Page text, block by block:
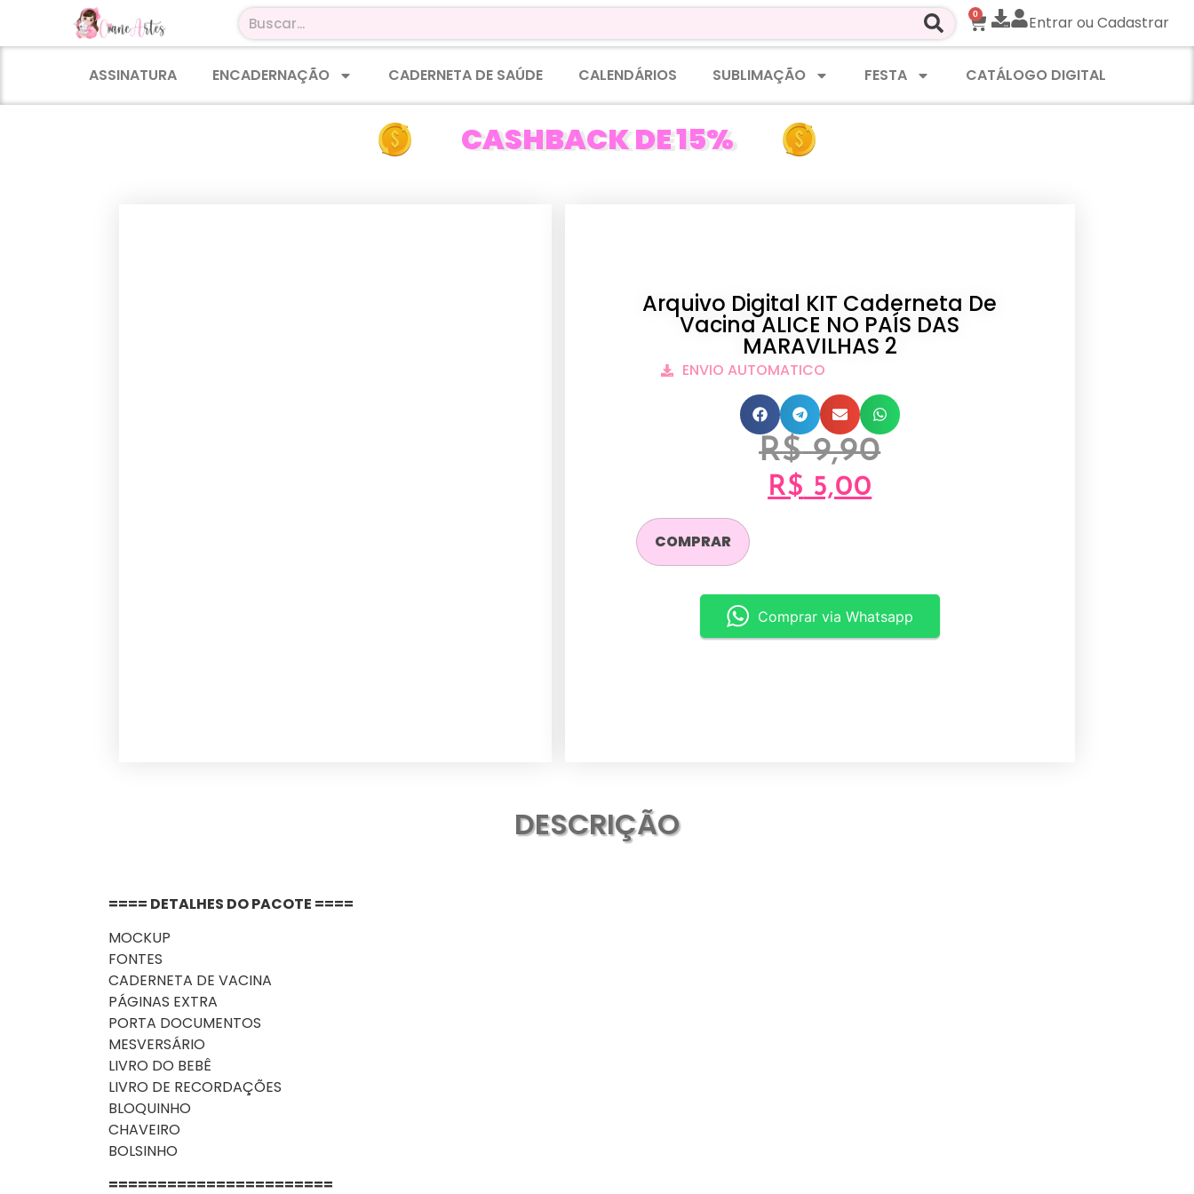
0 Entrar ou Cadastrar
ASSINATURA ENCADERNAÇÃO CADERNETA DE SAÚDE CALENDÁRIOS SUBLIMAÇÃO FESTA CATÁLOGO DIGITAL
CASHBACK DE 15%
Arquivo Digital KIT Caderneta De
Vacina ALICE NO PAÍS DAS
MARAVILHAS 2
ENVIO AUTOMATICO
R$9,90
R$ 5,00
COMPRAR
Comprar via Whatsapp
DESCRIÇÃO
==== DETALHES DO PACOTE ====
MOCKUP
FONTES
CADERNETA DE VACINA
PÁGINAS EXTRA
PORTA DOCUMENTOS
MESVERSÁRIO
LIVRO DO BEBÊ
LIVRO DE RECORDAÇÕES
BLOQUINHO
CHAVEIRO
BOLSINHO
=======================